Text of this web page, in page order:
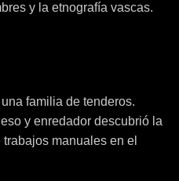
y la etnografía vascas.
familia de tenderos.
y enredador descubrió la
manuales en el